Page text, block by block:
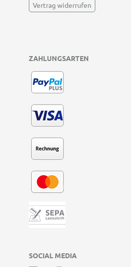
Vertrag widerrufen
ZAHLUNGSARTEN
SOCIAL MEDIA